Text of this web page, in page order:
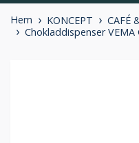
Hem KONCEPT
CAFÉ
Chokladdispenser